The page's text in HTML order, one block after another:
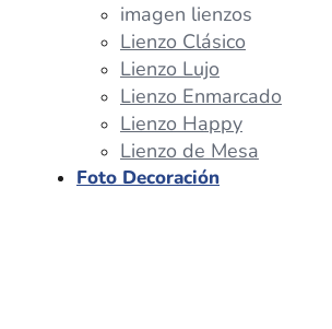
imagen lienzos
Lienzo Clásico
Lienzo Lujo
Lienzo Enmarcado
Lienzo Happy
Lienzo de Mesa
Foto Decoración